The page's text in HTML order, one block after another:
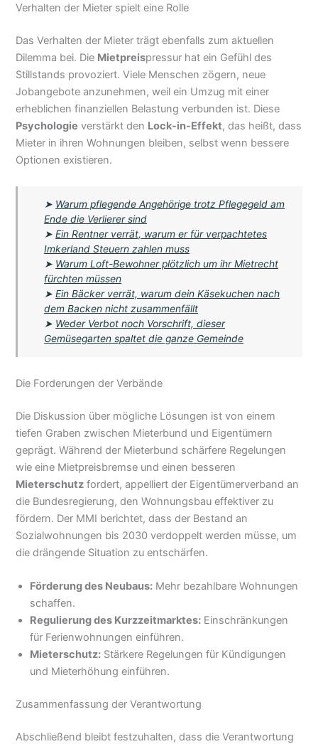
Verhalten der Mieter spielt eine Rolle
Das Verhalten der Mieter trägt ebenfalls zum aktuellen
Dilemma bei. Die Mietpreispressur hat ein Gefühl des
Stillstands provoziert. Viele Menschen zögern, neue
Jobangebote anzunehmen, weil ein Umzug mit einer
erheblichen finanziellen Belastung verbunden ist. Diese
Psychologie verstärkt den Lock-in-Effekt, das heißt, dass
Mieter in ihren Wohnungen bleiben, selbst wenn bessere
Optionen existieren.
➤ Warum pflegende Angehörige trotz Pflegegeld am
Ende die Verlierer sind
➤Ein Rentner verrät, warum er für verpachtetes
Imkerland Steuern zahlen muss
➤ Warum Loft-Bewohner plötzlich um ihr Mietrecht
fürchten müssen
➤Ein Bäcker verrät, warum dein Käsekuchen nach
dem Backen nicht zusammenfällt
➤ Weder Verbot noch Vorschrift, dieser
Gemüsegarten spaltet die ganze Gemeinde
Die Forderungen der Verbände
Die Diskussion über mögliche Lösungen ist von einem
tiefen Graben zwischen Mieterbund und Eigentümern
geprägt. Während der Mieterbund schärfere Regelungen
wie eine Mietpreisbremse und einen besseren
Mieterschutz fordert, appelliert der Eigentümerverband an
die Bundesregierung, den Wohnungsbau effektiver zu
fördern. Der MMI berichtet, dass der Bestand an
Sozialwohnungen bis 2030 verdoppelt werden müsse, um
die drängende Situation zu entschärfen.
Förderung des Neubaus: Mehr bezahlbare Wohnungen
schaffen.
Regulierung des Kurzzeitmarktes: Einschränkungen
für Ferienwohnungen einführen.
Mieterschutz: Stärkere Regelungen für Kündigungen
und Mieterhöhung einführen.
Zusammenfassung der Verantwortung
Abschließend bleibt festzuhalten, dass die Verantwortung